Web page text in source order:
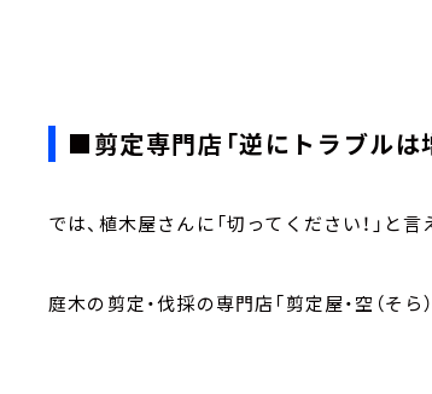
■剪定専門店「逆にトラブルは
では、植木屋さんに「切ってください！」と
庭木の剪定・伐採の専門店「剪定屋・空（そら